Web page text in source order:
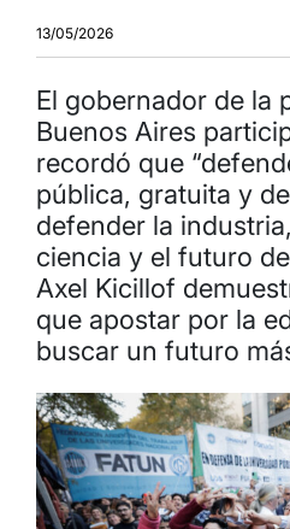
13/05/2026
El gobernador de la
Buenos Aires
recordó que
pública, gratuita y
defender la
ciencia y el futuro
Axel Kicillof
que apostar por la
buscar un futuro